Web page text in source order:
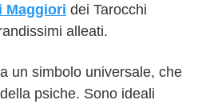
Maggiori dei Tarocchi
alleati.
un simbolo universale, che
psiche. Sono ideali